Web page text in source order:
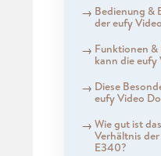
Bedienung &
der eufy
Funktionen &
kann die
Diese
eufy Video
Wie gut ist
Verhältnis
E340?